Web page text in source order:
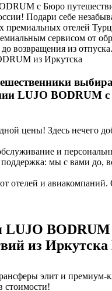
с Бюро
Подари себе
премиальных отелей
сервисом от
возвращения из
из Иркутска
LUJO BODRUM
цены! Здесь нечего
и
мы с вами до,
отелей и
LUJO
из Иркутска
элит и премиум-
стоимости!